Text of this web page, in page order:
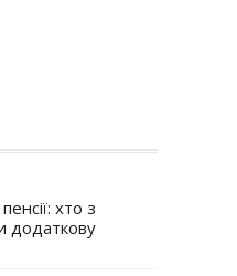
хто з
додаткову